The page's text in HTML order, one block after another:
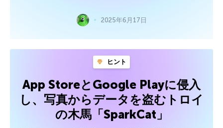
2025年6月17日
ヒント
App StoreとGoogle Playに侵入
し、写真からデータを盗むトロイ
の木馬「SparkCat」